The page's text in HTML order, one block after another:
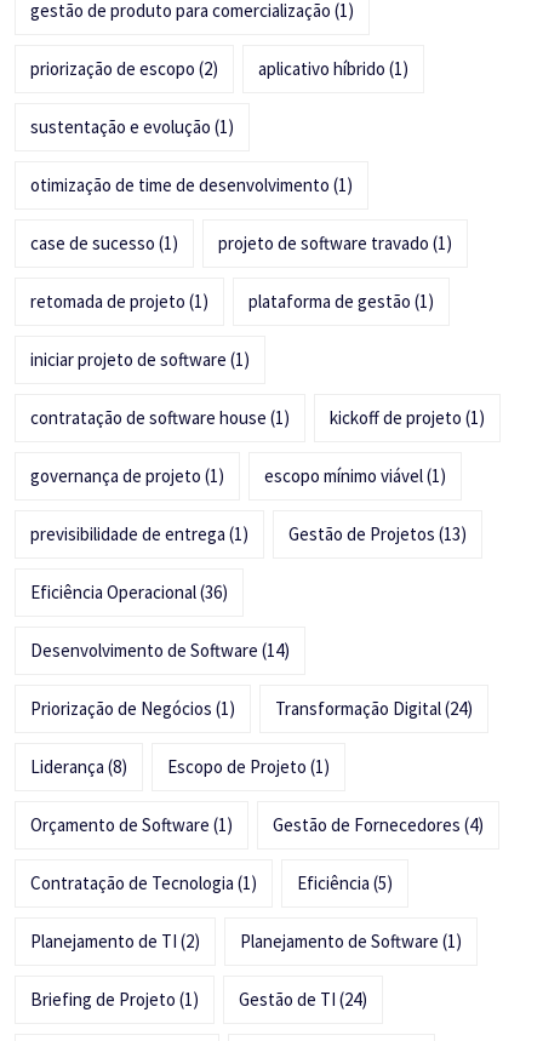
gestão de produto para comercialização (1)
priorização de escopo (2) aplicativo híbrido (1)
sustentação e evolução (1)
otimização de time de desenvolvimento (1)
case de sucesso (1) projeto de software travado (1)
retomada de projeto (1) plataforma de gestão (1)
iniciar projeto de software (1)
contratação de software house (1) kickoff de projeto (1)
governança de projeto (1) escopo mínimo viável(1)
previsibilidade de entrega (1) Gestão de Projetos (13)
Eficiência Operacional(36)
Desenvolvimento de Software (14)
Priorização de Negócios (1) Transformação Digital(24)
Liderança (8) Escopo de Projeto (1)
Orçamento de Software (1) Gestão de Fornecedores (4)
Contratação de Tecnologia (1) Eficiência (5)
Planejamento de TI (2) Planejamento de Software (1)
Briefing de Projeto (1) Gestão de TI (24)